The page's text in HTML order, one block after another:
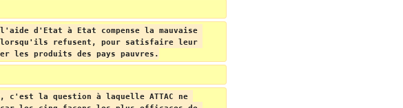
d'Etat à Etat compense la mauvaise
lorsqu'ils refusent, pour satisfaire leur
les produits des pays pauvres.
c'est la question à laquelle ATTAC ne